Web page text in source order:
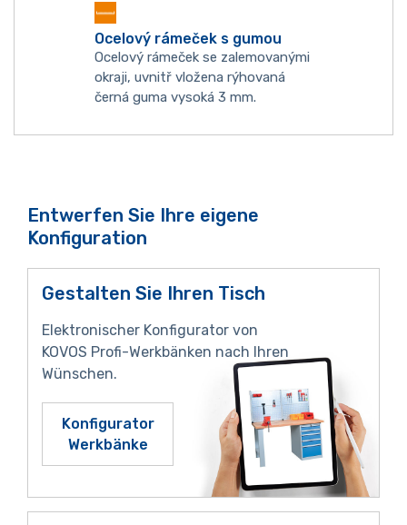
Ocelový rámeček s gumou
Ocelový rámeček se zalemovanými
okraji, uvnitř vložena rýhovaná
černá guma vysoká 3 mm.
Entwerfen Sie Ihre eigene
Konfiguration
Gestalten Sie Ihren Tisch
Elektronischer Konfigurator von
KOVOS Profi-Werkbänken nach Ihren
Wünschen.
Konfigurator
Werkbänke